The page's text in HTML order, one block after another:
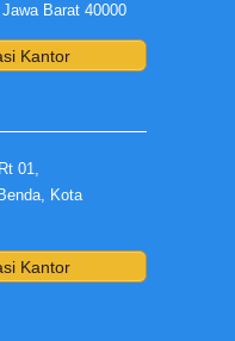
Barat 40000
Kantor
01,
Kota
Kantor